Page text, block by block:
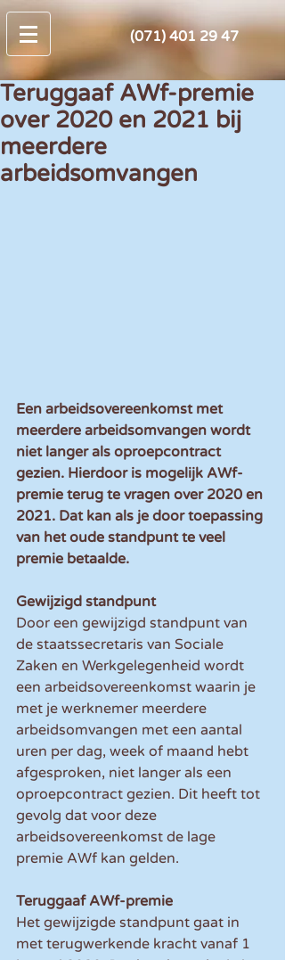
(071) 401 29 47
Teruggaaf AWf-premie
over 2020 en 2021 bij
meerdere
arbeidsomvangen
Een arbeidsovereenkomst met
meerdere arbeidsomvangen wordt
niet langer als oproepcontract
gezien. Hierdoor is mogelijk AWf-
premie terug te vragen over 2020 en
2021. Dat kan als je door toepassing
van het oude standpunt te veel
premie betaalde.
Gewijzigd standpunt
Door een gewijzigd standpunt van
de staatssecretaris van Sociale
Zaken en Werkgelegenheid wordt
een arbeidsovereenkomst waarin je
met je werknemer meerdere
arbeidsomvangen met een aantal
uren per dag, week of maand hebt
afgesproken, niet langer als een
oproepcontract gezien. Dit heeft tot
gevolg dat voor deze
arbeidsovereenkomst de lage
premie AWf kan gelden.
Teruggaaf AWf-premie
Het gewijzigde standpunt gaat in
met terugwerkende kracht vanaf 1